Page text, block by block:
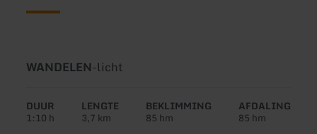
Soort
WANDELEN-Moeilijkheidsgraad:
licht
DUUR
1:10 h
LENGTE
3,7 km
BEKLIMMING
85 hm
AFDALING
85 hm